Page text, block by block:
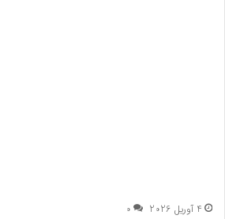
4 آوریل 2026 0